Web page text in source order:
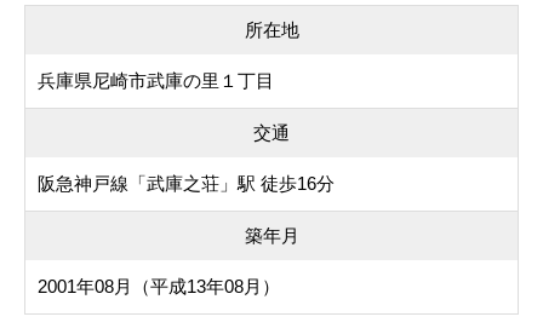
所在地
兵庫県尼崎市武庫の里１丁目
交通
阪急神戸線「武庫之荘」駅 徒歩16分
築年月
2001年08月（平成13年08月）